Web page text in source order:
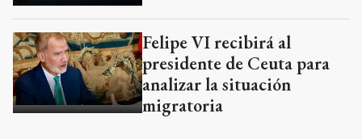
Felipe VI recibirá al
presidente de Ceuta para
analizar la situación
migratoria